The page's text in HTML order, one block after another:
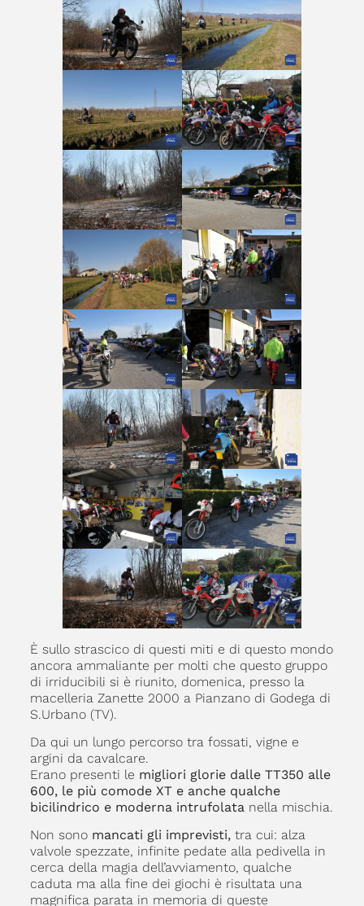
È sullo strascico di questi miti e di questo mondo
ancora ammaliante per molti che questo gruppo
di irriducibili si è riunito, domenica, presso la
macelleria Zanette 2000 a Pianzano di Godega di
S.Urbano (TV).
Da qui un lungo percorso tra fossati, vigne e
argini da cavalcare.
Erano presenti le migliori glorie dalle TT350 alle
600, le più comode XT e anche qualche
bicilindrico e moderna intrufolatanella mischia.
Non sono mancati gli imprevisti,tra cui: alza
valvole spezzate, infinite pedate alla pedivella in
cerca della magia dell’avviamento, qualche
caduta ma alla fine dei giochi è risultata una
magnifica parata in memoria di queste